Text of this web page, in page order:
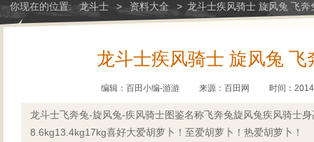
你现在的位置: 龙斗士 > 资料大全 > 龙斗士疾风骑士 旋风兔 飞奔
龙斗士疾风骑士 旋风兔 飞
编辑：百田小编-游游 来源： 百田网 时间：
龙斗士飞奔兔-旋风兔-疾风骑士图鉴名称飞奔兔旋风兔疾风骑士
8.6kg13.4kg17kg喜好大爱胡萝卜！至爱胡萝卜！热爱胡萝卜！